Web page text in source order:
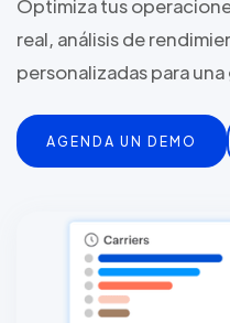
Optimiza tus
real, análisis de
personalizadas para
AGENDA UN DEMO